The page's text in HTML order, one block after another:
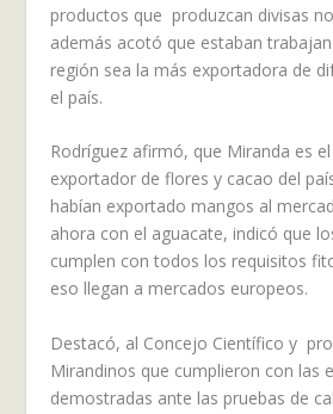
productos que produzcan divisas
además acotó que estaban
región sea la más exportadora de
el país.
Rodríguez afirmó, que Miranda es
exportador de flores y cacao del
habían exportado mangos al
ahora con el aguacate, indicó que
cumplen con todos los requisitos
eso llegan a mercados europeos.
Destacó, al Concejo Científico y
Mirandinos que cumplieron con las
demostradas ante las pruebas de